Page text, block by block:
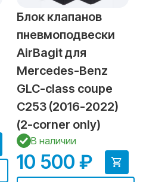
Блок клапанов
пневмоподвески
AirBagit для
Mercedes-Benz
GLC-class coupe
C253 (2016-2022)
(2-corner only)
В наличии
10 500 ₽